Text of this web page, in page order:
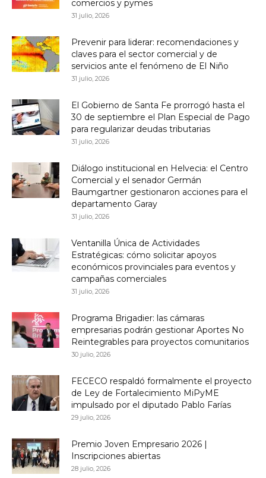
comercios y pymes
31 julio, 2026
Prevenir para liderar: recomendaciones y
claves para el sector comercial y de
servicios ante el fenómeno de El Niño
31 julio, 2026
El Gobierno de Santa Fe prorrogó hasta el
30 de septiembre el Plan Especial de Pago
para regularizar deudas tributarias
31 julio, 2026
Diálogo institucional en Helvecia: el Centro
Comercial y el senador Germán
Baumgartner gestionaron acciones para el
departamento Garay
31 julio, 2026
Ventanilla Única de Actividades
Estratégicas: cómo solicitar apoyos
económicos provinciales para eventos y
campañas comerciales
31 julio, 2026
Programa Brigadier: las cámaras
empresarias podrán gestionar Aportes No
Reintegrables para proyectos comunitarios
30 julio, 2026
FECECO respaldó formalmente el proyecto
de Ley de Fortalecimiento MiPyME
impulsado por el diputado Pablo Farías
29 julio, 2026
Premio Joven Empresario 2026 |
Inscripciones abiertas
28 julio, 2026